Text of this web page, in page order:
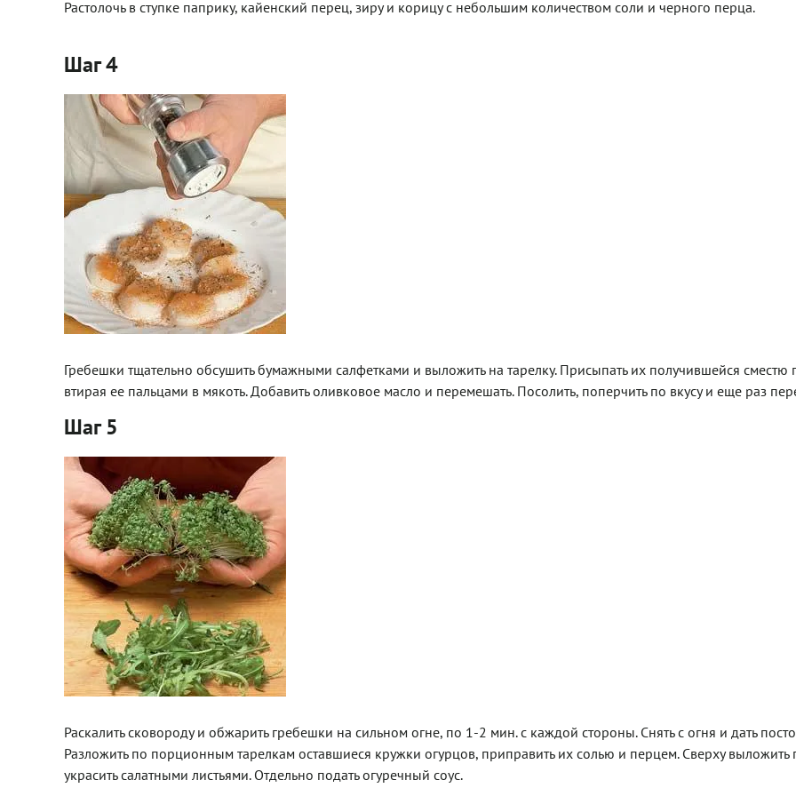
Растолочь в ступке паприку, кайенский перец, зиру и корицу с небольшим количеством соли и черного перца.
Шаг 4
Гребешки тщательно обсушить бумажными салфетками и выложить на тарелку. Присыпать их получившейся сместю
втирая ее пальцами в мякоть. Добавить оливковое масло и перемешать. Посолить, поперчить по вкусу и еще раз
Шаг 5
Раскалить сковороду и обжарить гребешки на сильном огне, по 1-2 мин. с каждой стороны. Снять с огня и дать
Разложить по порционным тарелкам оставшиеся кружки огурцов, приправить их солью и перцем. Сверху выложить
украсить салатными листьями. Отдельно подать огуречный соус.